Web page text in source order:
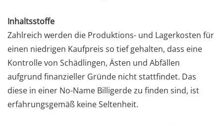
Inhaltsstoffe
Zahlreich werden die Produktions- und Lagerkosten für
einen niedrigen Kaufpreis so tief gehalten, dass eine
Kontrolle von Schädlingen, Ästen und Abfällen
aufgrund finanzieller Gründe nicht stattfindet. Das
diese in einer No-Name Billigerde zu finden sind, ist
erfahrungsgemäß keine Seltenheit.